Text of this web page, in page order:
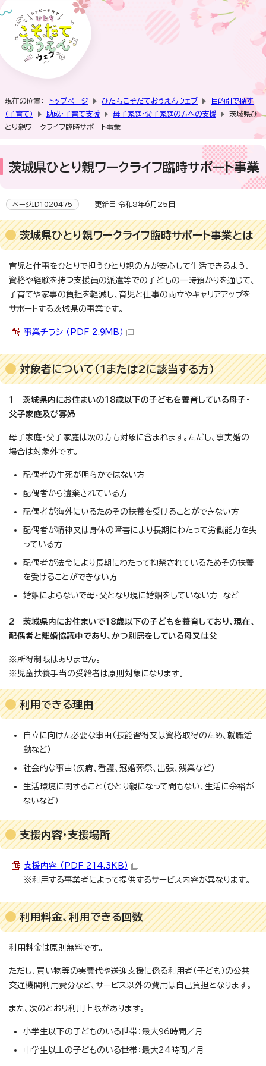
現在の位置： トップページ ひたちこそだておうえんウェブ
目的別で探す
（子育て）
助成・子育て支援 母子家庭・父子家庭の方への支援
茨城県ひ
とり親ワークライフ臨時サポート事業
茨城県ひとり親ワークライフ臨時サポート事業
ページID1020475 更新日 令和8年6月25日
茨城県ひとり親ワークライフ臨時サポート事業とは
育児と仕事をひとりで担うひとり親の方が安心して生活できるよう、
資格や経験を持つ支援員の派遣等での子どもの一時預かりを通じて、
子育てや家事の負担を軽減し、育児と仕事の両立やキャリアアップを
サポートする茨城県の事業です。
事業チラシ （PDF 2.9MB）
対象者について（1または2に該当する方）
1 茨城県内にお住まいの18歳以下の子どもを養育している母子・
父子家庭及び寡婦
母子家庭・父子家庭は次の方も対象に含まれます。ただし、事実婚の
場合は対象外です。
配偶者の生死が明らかではない方
配偶者から遺棄されている方
配偶者が海外にいるためその扶養を受けることができない方
配偶者が精神又は身体の障害により長期にわたって労働能力を失
っている方
配偶者が法令により長期にわたって拘禁されているためその扶養
を受けることができない方
婚姻によらないで母・父となり現に婚姻をしていない方 など
2 茨城県内にお住まいで18歳以下の子どもを養育しており、現在、
配偶者と離婚協議中であり、かつ別居をしている母又は父
※所得制限はありません。
※児童扶養手当の受給者は原則対象になります。
利用できる理由
自立に向けた必要な事由（技能習得又は資格取得のため、就職活
動など）
社会的な事由（疾病、看護、冠婚葬祭、出張、残業など）
生活環境に関すること（ひとり親になって間もない、生活に余裕が
ないなど）
支援内容・支援場所
支援内容 （PDF 214.3KB）
※利用する事業者によって提供するサービス内容が異なります。
利用料金、利用できる回数
利用料金は原則無料です。
ただし、買い物等の実費代や送迎支援に係る利用者（子ども）の公共
交通機関利用費分など、サービス以外の費用は自己負担となります。
また、次のとおり利用上限があります。
小学生以下の子どものいる世帯：最大96時間／月
中学生以上の子どものいる世帯：最大24時間／月